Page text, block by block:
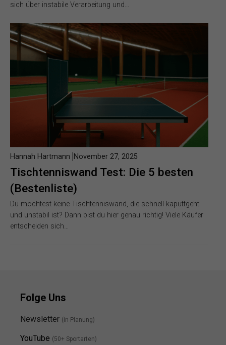
sich über instabile Verarbeitung und…
Tischtenniswand Test: Die 5 besten
(Bestenliste)
Hannah Hartmann November 27, 2025
Du möchtest keine Tischtenniswand, die schnell kaputtgeht
und unstabil ist? Dann bist du hier genau richtig! Viele Käufer
entscheiden sich…
Folge Uns
Newsletter (in Planung)
YouTube (50+ Sportarten)